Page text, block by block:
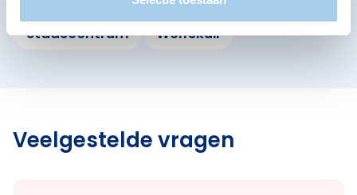
Stadscentrum
Wolfskuil
Veelgestelde vragen